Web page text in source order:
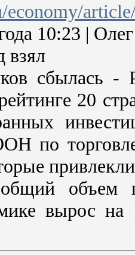
economy/
года 10:23 |
взял
сбылась -
20
по
объем
вырос